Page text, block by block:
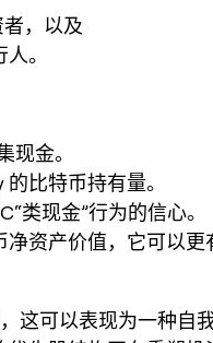
，以及
。
现金。
比特币持有量。
类现金”行为的信心。
资产价值，它可以更
这可以表现为一种自